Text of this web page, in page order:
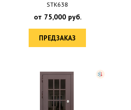
STK638
от 75,000руб.
ПРЕДЗАКАЗ